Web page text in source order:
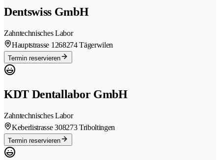
Dentswiss GmbH
Zahntechnisches Labor
Hauptstrasse 1268274 Tägerwilen
Termin reservieren
KDT Dentallabor GmbH
Zahntechnisches Labor
Keberlistrasse 308273 Triboltingen
Termin reservieren